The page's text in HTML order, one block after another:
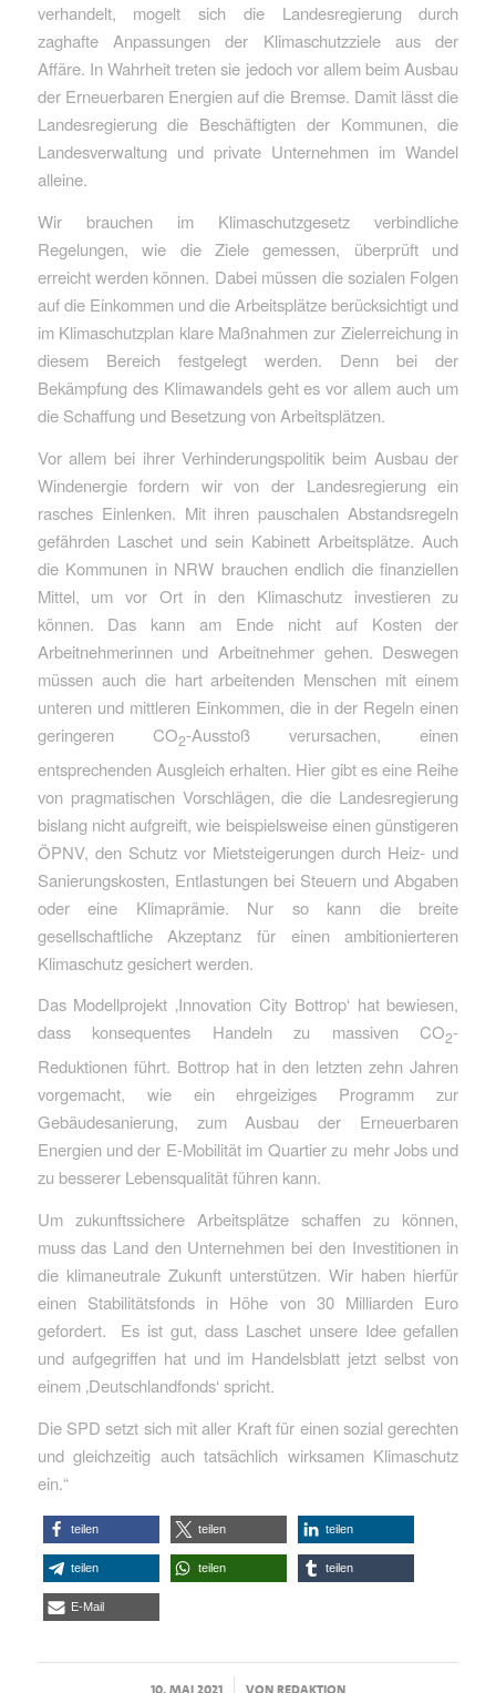
verhandelt, mogelt sich die Landesregierung durch
zaghafte Anpassungen der Klimaschutzziele aus der
Affäre. In Wahrheit treten sie jedoch vor allem beim Ausbau
der Erneuerbaren Energien auf die Bremse. Damit lässt die
Landesregierung die Beschäftigten der Kommunen, die
Landesverwaltung und private Unternehmen im Wandel
alleine.
Wir brauchen im Klimaschutzgesetz verbindliche
Regelungen, wie die Ziele gemessen, überprüft und
erreicht werden können. Dabei müssen die sozialen Folgen
auf die Einkommen und die Arbeitsplätze berücksichtigt und
im Klimaschutzplan klare Maßnahmen zur Zielerreichung in
diesem Bereich festgelegt werden. Denn bei der
Bekämpfung des Klimawandels geht es vor allem auch um
die Schaffung und Besetzung von Arbeitsplätzen.
Vor allem bei ihrer Verhinderungspolitik beim Ausbau der
Windenergie fordern wir von der Landesregierung ein
rasches Einlenken. Mit ihren pauschalen Abstandsregeln
gefährden Laschet und sein Kabinett Arbeitsplätze. Auch
die Kommunen in NRW brauchen endlich die finanziellen
Mittel, um vor Ort in den Klimaschutz investieren zu
können. Das kann am Ende nicht auf Kosten der
Arbeitnehmerinnen und Arbeitnehmer gehen. Deswegen
müssen auch die hart arbeitenden Menschen mit einem
unteren und mittleren Einkommen, die in der Regeln einen
geringeren CO2-Ausstoß verursachen, einen
entsprechenden Ausgleich erhalten. Hier gibt es eine Reihe
von pragmatischen Vorschlägen, die die Landesregierung
bislang nicht aufgreift, wie beispielsweise einen günstigeren
ÖPNV, den Schutz vor Mietsteigerungen durch Heiz- und
Sanierungskosten, Entlastungen bei Steuern und Abgaben
oder eine Klimaprämie. Nur so kann die breite
gesellschaftliche Akzeptanz für einen ambitionierteren
Klimaschutz gesichert werden.
Das Modellprojekt ‚Innovation City Bottrop‘ hat bewiesen,
dass konsequentes Handeln zu massiven CO2-
Reduktionen führt. Bottrop hat in den letzten zehn Jahren
vorgemacht, wie ein ehrgeiziges Programm zur
Gebäudesanierung, zum Ausbau der Erneuerbaren
Energien und der E-Mobilität im Quartier zu mehr Jobs und
zu besserer Lebensqualität führen kann.
Um zukunftssichere Arbeitsplätze schaffen zu können,
muss das Land den Unternehmen bei den Investitionen in
die klimaneutrale Zukunft unterstützen. Wir haben hierfür
einen Stabilitätsfonds in Höhe von 30 Milliarden Euro
gefordert. Es ist gut, dass Laschet unsere Idee gefallen
und aufgegriffen hat und im Handelsblatt jetzt selbst von
einem ‚Deutschlandfonds‘ spricht.
Die SPD setzt sich mit aller Kraft für einen sozial gerechten
und gleichzeitig auch tatsächlich wirksamen Klimaschutz
ein.“
teilen teilen teilen
teilen teilen teilen
E-Mail